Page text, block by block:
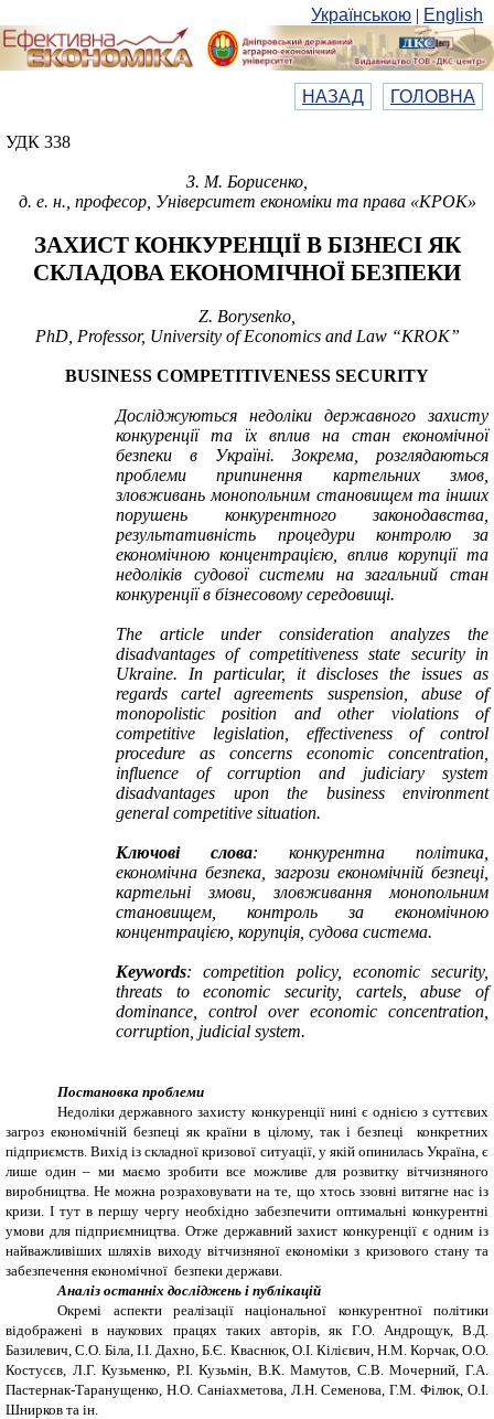
Українською | English
НАЗАД ГОЛОВНА
УДК 338
З. М. Борисенко,
д. е. н., професор, Університет економіки та права «КРОК»
ЗАХИСТ КОНКУРЕНЦІЇ В БІЗНЕСІ ЯК
СКЛАДОВА ЕКОНОМІЧНОЇ БЕЗПЕКИ
Z. Borysenko
PhD, Professor, University of Economics and Law “KROK”
BUSINESS COMPETITIVENESS SECURITY
Досліджуються недоліки державного захисту
конкуренції та їх вплив на стан
економічної
безпеки в Україні. Зокрема, розглядаються
проблеми припинення картельних змов,
зловживань монопольним становищем та інших
порушень конкурентного законодавства,
результативність процедури контролю за
економічною концентрацією, вплив корупції та
недоліків судової системи на загальний стан
конкуренції в бізнесовому середовищі.
The article under consideration analyzes the
disadvantages of competitiveness state security in
Ukraine. In particular, it discloses the issues as
regards cartel agreements suspension, abuse of
monopolistic position and other violations of
competitive legislation, effectiveness of control
procedure as concerns economic concentration,
influence of corruption and judiciary system
disadvantages upon the business environment
general competitive situation.
Ключові слова: конкурентна політика,
економічна безпека, загрози економічній безпеці,
картельні змови, зловживання монопольним
становищем
контроль за економічною
концентрацією, корупція, судова система.
Keywords: competition policy, economic security,
threats to economic security, cartels, abuse of
dominance, control over economic concentration,
corruption, judicial system.
Постановка проблеми
Недоліки державного захисту конкуренції нині є однією з суттєвих
загроз економічній безпеці як країни в цілому, так і безпеці конкретних
підприємств. Вихід із складної кризової ситуації, у якій опинилась Україна, є
лише один – ми маємо зробити все можливе для розвитку вітчизняного
виробництва. Не можна розраховувати на те, що хтось ззовні витягне нас із
кризи. І тут в першу чергу необхідно забезпечити оптимальні конкурентні
умови для підприємництва. Отже державний захист конкуренції є одним із
найважливіших шляхів виходу вітчизняної економіки з кризового стану та
забезпечення економічної безпеки держави.
Аналіз останніх досліджень і публікацій
Окремі аспекти реалізації національної конкурентної політики
відображені в наукових працях таких авторів, як Г.О. Андрощук, В.Д.
Базилевич, С.О. Біла, І.І. Дахно, Б.Є. Кваснюк, О.І. Кілієвич, Н.М. Корчак, О.О.
Костусєв, Л.Г. Кузьменко, Р.І. Кузьмін, В.К. Мамутов, С.В. Мочерний, Г.А.
Пастернак-Таранущенко, Н.О. Саніахметова, Л.Н. Семенова, Г.М. Філюк, О.І.
Шнирков та ін.